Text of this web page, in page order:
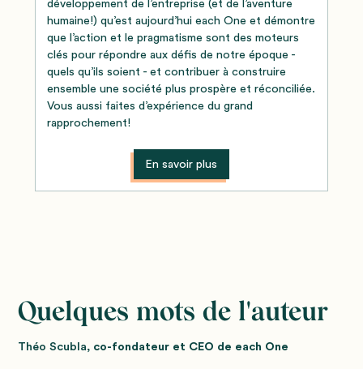
développement de l’entreprise (et de l’aventure
humaine!) qu’est aujourd’hui each One et démontre
que l’action et le pragmatisme sont des moteurs
clés pour répondre aux défis de notre époque -
quels qu’ils soient - et contribuer à construire
ensemble une société plus prospère et réconciliée.
Vous aussi faites d’expérience du grand
rapprochement!
En savoir plus
Quelques mots de l'auteur
Théo Scubla, co-fondateur et CEO de each One